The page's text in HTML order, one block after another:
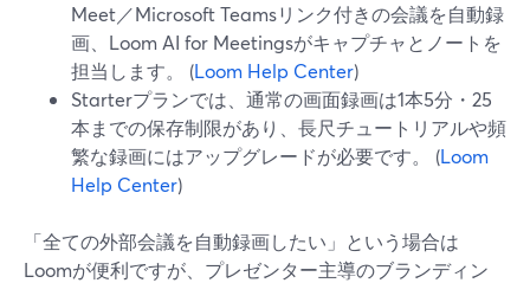
Meet／Microsoft Teamsリンク付きの会議を自動録
画、Loom AI for Meetingsがキャプチャとノートを
担当します。 (Loom Help Center)
Starterプランでは、通常の画面録画は1本5分・25
本までの保存制限があり、長尺チュートリアルや頻
繁な録画にはアップグレードが必要です。 (Loom
Help Center)
「全ての外部会議を自動録画したい」という場合は
Loomが便利ですが、プレゼンター主導のブランディン